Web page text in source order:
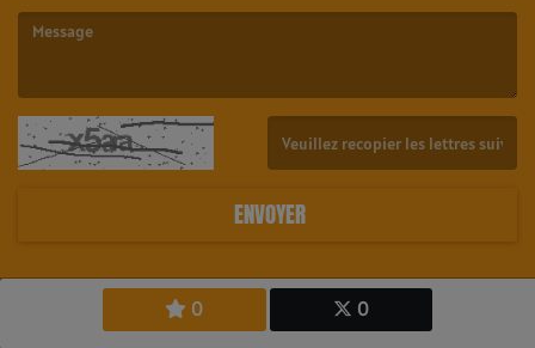
0 0
ENVOYER
Copyright © 2026 23.6 Radio Tahiti - All Rights Reserved.